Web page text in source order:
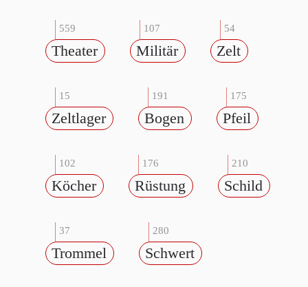
559
Theater
107
Militär
54
Zelt
15
Zeltlager
191
Bogen
175
Pfeil
102
Köcher
176
Rüstung
210
Schild
37
Trommel
280
Schwert